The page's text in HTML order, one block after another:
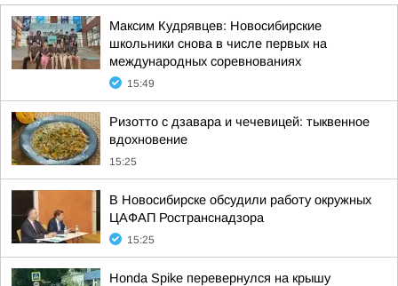
Максим Кудрявцев: Новосибирские
школьники снова в числе первых на
международных соревнованиях
15:49
Ризотто с дзавара и чечевицей: тыквенное
вдохновение
15:25
В Новосибирске обсудили работу окружных
ЦАФАП Ространснадзора
15:25
Honda Spike перевернулся на крышу